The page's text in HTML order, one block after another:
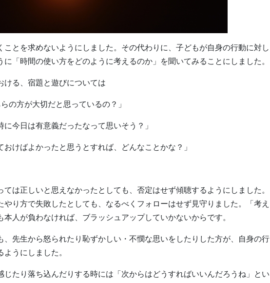
ことを求めないようにしました。その代わりに、子どもが自身の行動に対し
「時間の使い方をどのように考えるのか」を聞いてみることにしました。
ける、宿題と遊びについては
の方が大切だと思っているの？」
に今日は有意義だったなって思いそう？」
おけばよかったと思うとすれば、どんなことかな？」
は正しいと思えなかったとしても、否定はせず傾聴するようにしました。
り方で失敗したとしても、なるべくフォローはせず見守りました。「考え
人が負わなければ、ブラッシュアップしていかないからです。
先生から怒られたり恥ずかしい・不憫な思いをしたりした方が、自身の行
うにしました。
じたり落ち込んだりする時には「次からはどうすればいいんだろうね」とい